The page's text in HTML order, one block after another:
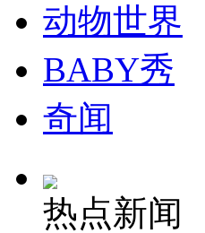
动物世界
BABY秀
奇闻
热点新闻